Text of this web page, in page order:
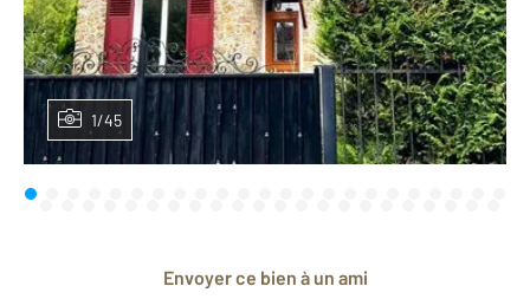
1/45
Envoyer ce bien à un ami